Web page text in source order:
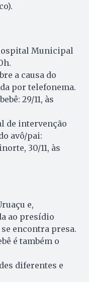
Municipal
a causa do
por telefonema.
29/11, às
de intervenção
avô/pai:
30/11, às
e,
ao presídio
encontra presa.
é também o
diferentes e